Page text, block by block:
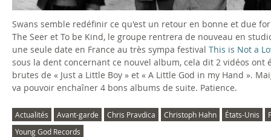
Swans semble redéfinir ce qu'est un retour en bonne et due
The Seer et To be Kind, le groupe rentrera de nouveau en
une seule date en France au très sympa festival This is Not a
sous la dent concernant ce nouvel album, cela dit 2 vidéos
brutes de « Just a Little Boy » et « A Little God in my Hand ».
va pouvoir enchaîner 4 bons albums de suite. Patience.
Actualités Avant-garde Chris Pravdica Christoph Hahn États-Unis
Young God Records